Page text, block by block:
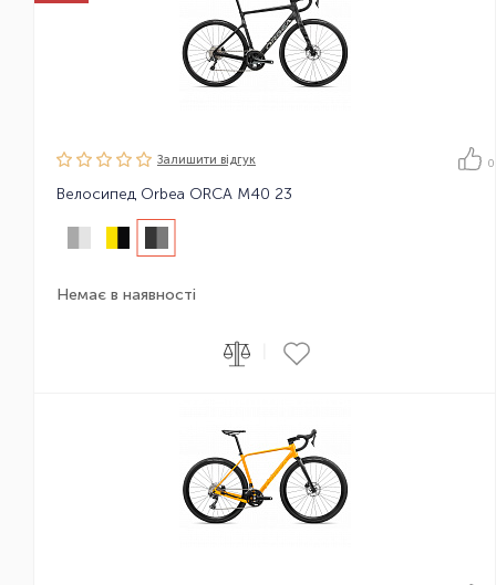
Залишити вiдгук 0
Велосипед Orbea ORCA M40 23
Немає в наявності